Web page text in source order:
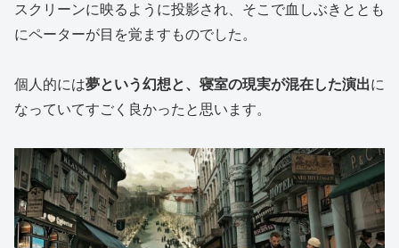
スクリーンに映るように投影され、そこで血しぶきととも
にペーターが目を覚ますものでした。
個人的には夢という幻想と、寝室の現実が混在した演出に
なっていてすごく良かったと思います。